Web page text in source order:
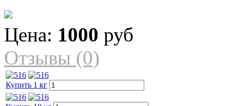
Цена: 1000 руб
Отзывы (0)
Купить 1 кг